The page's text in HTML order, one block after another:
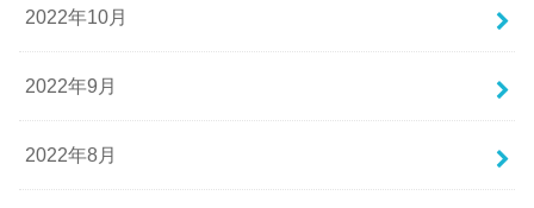
2022年10月
2022年9月
2022年8月